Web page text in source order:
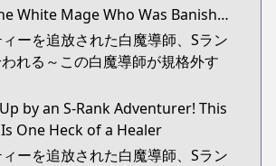
synonyms:The White Mage Who Was Banished From the Hero's Party Is Picked Up By an S-Rank Adventurer: This White Mage Is Too Out of the Ordinary!
ーを追放された白魔導師、Sラン
れる～この白魔導師が規格外す
by an S-Rank Adventurer! This
One Heck of a Healer
ーを追放された白魔導師、Sラン